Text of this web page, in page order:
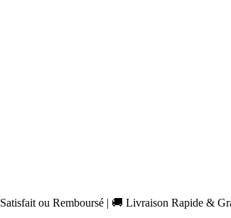
ou Remboursé | 🚚 Livraison Rapide &